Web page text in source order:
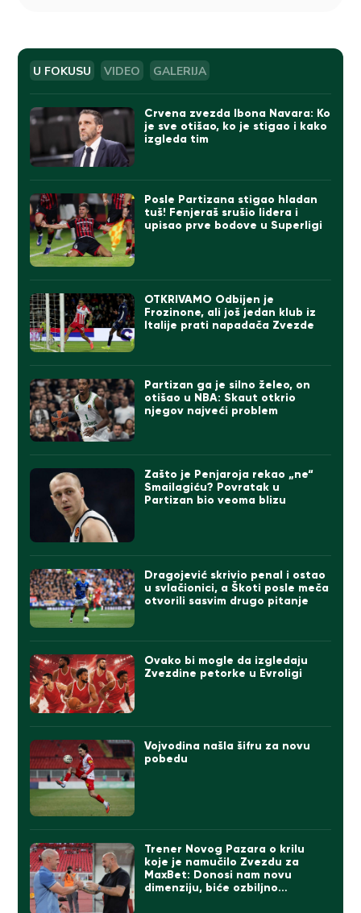
U FOKUSU VIDEO GALERIJA
Crvena zvezda Ibona Navara: Ko
je sve otišao, ko je stigao i kako
izgleda tim
Posle Partizana stigao hladan
tuš! Fenjeraš srušio lidera i
upisao prve bodove u Superligi
OTKRIVAMO Odbijen je
Frozinone, ali još jedan klub iz
Italije prati napadača Zvezde
Partizan ga je silno želeo, on
otišao u NBA: Skaut otkrio
njegov najveći problem
Zašto je Penjaroja rekao „ne“
Smailagiću? Povratak u
Partizan bio veoma blizu
Dragojević skrivio penal i ostao
u svlačionici, a Škoti posle meča
otvorili sasvim drugo pitanje
Ovako bi mogle da izgledaju
Zvezdine petorke u Evroligi
Vojvodina našla šifru za novu
pobedu
Trener Novog Pazara o krilu
koje je namučilo Zvezdu za
MaxBet: Donosi nam novu
dimenziju, biće ozbiljno